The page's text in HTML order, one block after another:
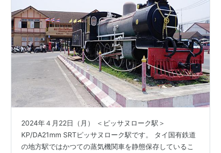
2024年４月22日（月） ＜ピッサヌローク駅＞
KP/DA21mm SRTピッサヌローク駅です。 タイ国有鉄道
の地方駅ではかつての蒸気機関車を静態保存しているこ